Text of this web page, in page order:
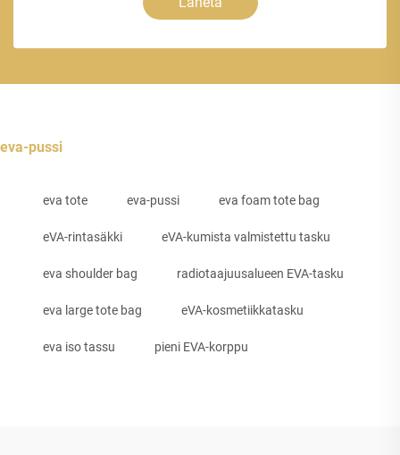
eva-pussi
eva tote eva-pussi eva foam tote bag
eVA-rintasäkki eVA-kumista valmistettu tasku
eva shoulder bag radiotaajuusalueen EVA-tasku
eva large tote bag eVA-kosmetiikkatasku
eva iso tassu pieni EVA-korppu